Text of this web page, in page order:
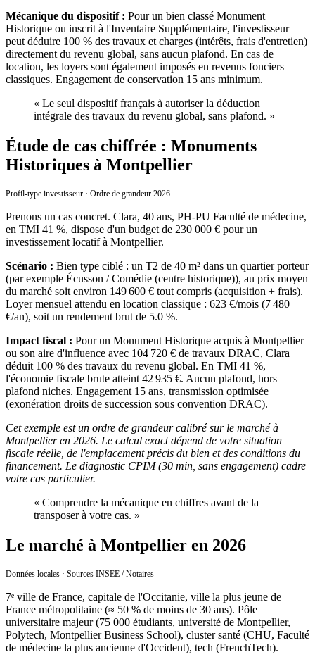
Mécanique du dispositif : Pour un bien classé Monument
Historique ou inscrit à l'Inventaire Supplémentaire, l'investisseur
peut déduire 100 % des travaux et charges (intérêts, frais d'entretien)
directement du revenu global, sans aucun plafond. En cas de
location, les loyers sont également imposés en revenus fonciers
classiques. Engagement de conservation 15 ans minimum.
« Le seul dispositif français à autoriser la déduction
intégrale des travaux du revenu global, sans plafond. »
Étude de cas chiffrée : Monuments
Historiques à Montpellier
Profil-type investisseur · Ordre de grandeur 2026
Prenons un cas concret. Clara, 40 ans, PH-PU Faculté de médecine,
en TMI 41 %, dispose d'un budget de 230 000 € pour un
investissement locatif à Montpellier.
Scénario : Bien type ciblé : un T2 de 40 m² dans un quartier porteur
(par exemple Écusson / Comédie (centre historique)), au prix moyen
du marché soit environ 149 600 € tout compris (acquisition + frais).
Loyer mensuel attendu en location classique : 623 €/mois (7 480
€/an), soit un rendement brut de 5.0 %.
Impact fiscal : Pour un Monument Historique acquis à Montpellier
ou son aire d'influence avec 104 720 € de travaux DRAC, Clara
déduit 100 % des travaux du revenu global. En TMI 41 %,
l'économie fiscale brute atteint 42 935 €. Aucun plafond, hors
plafond niches. Engagement 15 ans, transmission optimisée
(exonération droits de succession sous convention DRAC).
Cet exemple est un ordre de grandeur calibré sur le marché à
Montpellier en 2026. Le calcul exact dépend de votre situation
fiscale réelle, de l'emplacement précis du bien et des conditions du
financement. Le diagnostic CPIM (30 min, sans engagement) cadre
votre cas particulier.
« Comprendre la mécanique en chiffres avant de la
transposer à votre cas. »
Le marché à Montpellier en 2026
Données locales · Sources INSEE / Notaires
7ᵉ ville de France, capitale de l'Occitanie, ville la plus jeune de
France métropolitaine (≈ 50 % de moins de 30 ans). Pôle
universitaire majeur (75 000 étudiants, université de Montpellier,
Polytech, Montpellier Business School), cluster santé (CHU, Faculté
de médecine la plus ancienne d'Occident), tech (FrenchTech).